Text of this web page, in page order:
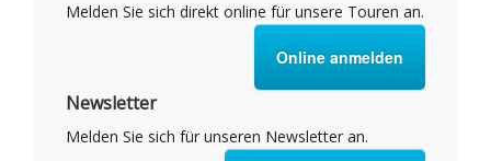
Melden Sie sich direkt online für unsere Touren an.
Online anmelden
Newsletter
Melden Sie sich für unseren Newsletter an.